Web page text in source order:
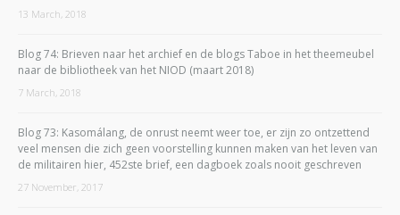
13 March, 2018
Blog 74: Brieven naar het archief en de blogs Taboe in het theemeubel
naar de bibliotheek van het NIOD (maart 2018)
7 March, 2018
Blog 73: Kasomálang, de onrust neemt weer toe, er zijn zo ontzettend
veel mensen die zich geen voorstelling kunnen maken van het leven van
de militairen hier, 452ste brief, een dagboek zoals nooit geschreven
27 November, 2017